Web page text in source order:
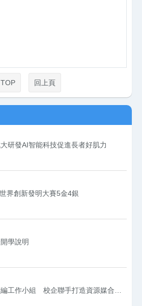
TOP 回上頁
研發AI智能科技促進長者好肌力
界創新發明大賽5金4銀
學說明